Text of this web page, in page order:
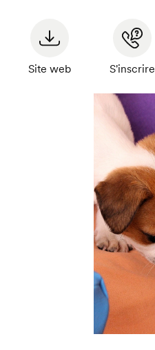
Site web S'inscrire